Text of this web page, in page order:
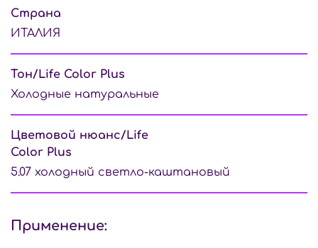
Страна
ИТАЛИЯ
Тон/Life Color Plus
Холодные натуральные
Цветовой нюанс/Life
Color Plus
5.07 холодный светло-каштановый
Применение: